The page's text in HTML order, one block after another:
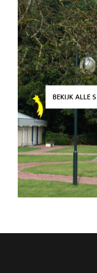
BEKIJK ALLE